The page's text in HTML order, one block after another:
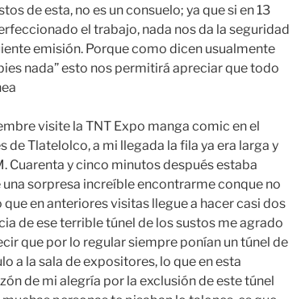
de esta, no es un consuelo; ya que si en 13
el trabajo, nada nos da la seguridad
emisión. Porque como dicen usualmente
nada” esto nos permitirá apreciar que todo
visite la TNT Expo manga comic en el
de Tlatelolco, a mi llegada la fila ya era larga y
Cuarenta y cinco minutos después estaba
sorpresa increíble encontrarme conque no
que en anteriores visitas llegue a hacer casi dos
de ese terrible túnel de los sustos me agrado
que por lo regular siempre ponían un túnel de
a la sala de expositores, lo que en esta
de mi alegría por la exclusión de este túnel